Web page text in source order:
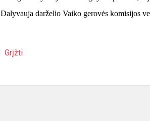
Dalyvauja darželio Vaiko gerovės komisijos
Grįžti